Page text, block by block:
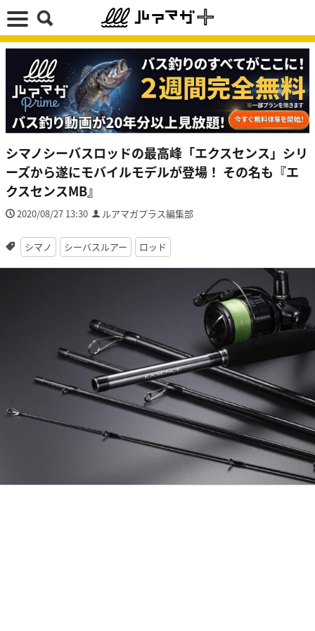
シマノシーバスロッドの最高峰「エクスセンス」シリ
ーズから遂にモバイルモデルが登場！ その名も『エ
クスセンスMB』
2020/08/27 13:30 ルアマガプラス編集部
シマノ シーバスルアー ロッド